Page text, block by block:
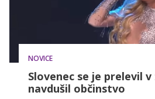
NOVICE
Slovenec se je prelevil
navdušil občinstvo